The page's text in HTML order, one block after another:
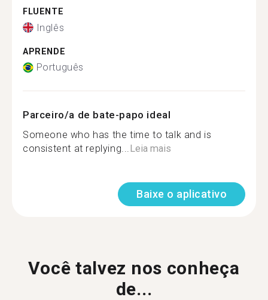
FLUENTE
Inglês
APRENDE
Português
Parceiro/a de bate-papo ideal
Someone who has the time to talk and is
consistent at replying...Leia mais
Baixe o aplicativo
Você talvez nos conheça
de...